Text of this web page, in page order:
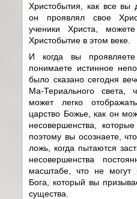
Христобытия, как все вы
он проявлял свое
ученики Христа,
Христобытие в этом веке.
И когда вы
понимаете истинное
было сказано сегодня
Ма-Териального света,
может легко
царство Божье, как он
несовершенства,
поэтому вы осознаете,
ложь, когда пытаются
несовершенства
масштабе, что не
Бога, который вы
существа.